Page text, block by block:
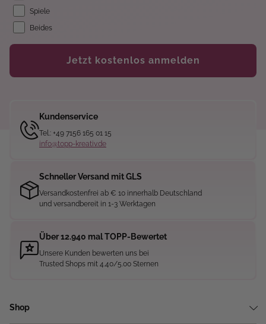
Spiele
Beides
Jetzt kostenlos anmelden
Kundenservice
Tel.: +49 7156 165 01 15
info@topp-kreativ.de
Schneller Versand mit GLS
Versandkostenfrei ab € 10 innerhalb Deutschland
und versandbereit in 1-3 Werktagen
Über 12.940 mal TOPP-Bewertet
Unsere Kunden bewerten uns bei
Trusted Shops mit 4.40/5.00 Sternen
Shop